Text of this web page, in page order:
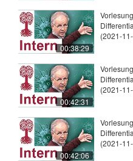
00:38:29
(2021-
00:42:31
(2021-
00:42:06
(2021-